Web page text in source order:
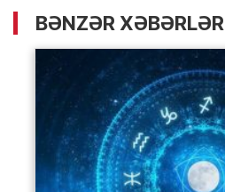
BƏNZƏR XƏBƏRLƏR